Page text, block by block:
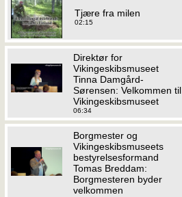
Tjære fra milen
02:15
Direktør for
Vikingeskibsmuseet
Tinna Damgård-
Sørensen: Velkommen til
Vikingeskibsmuseet
06:34
Borgmester og
Vikingeskibsmuseets
bestyrelsesformand
Tomas Breddam:
Borgmesteren byder
velkommen